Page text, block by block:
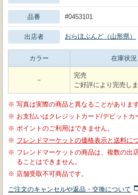
品番 #0453101
出店者 おらほぶんど（山形県）
カラー 在庫状況
－
完売
ご好評により完売し
※ 写真は実際の商品と異なることがあります
※ お支払いはクレジットカード/デビットカ
※ ポイントのご利用はできません。
※ フレンドマーケットの価格表示と送料に
※ フレンドマーケットの商品は、複数の出
ることはできません。
※ 店舗受取不可商品です。
ご注文のキャンセルや返品・交換について